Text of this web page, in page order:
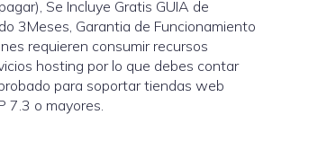
Se Incluye Gratis GUIA de
3Meses, Garantia de Funcionamiento
requieren consumir recursos
hosting por lo que debes contar
para soportar tiendas web
7.3 o mayores.